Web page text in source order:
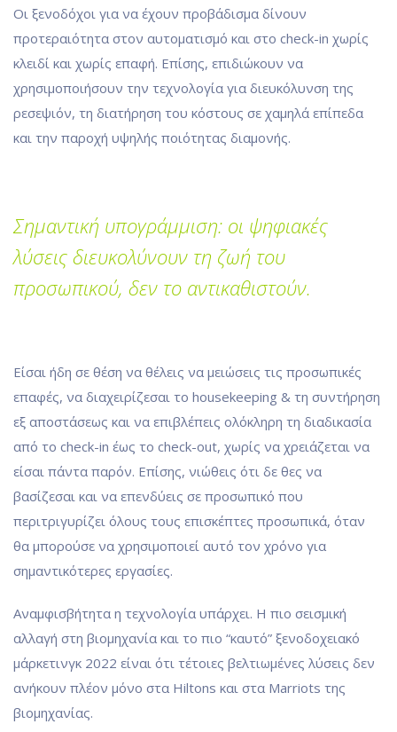
Οι ξενοδόχοι για να έχουν προβάδισμα δίνουν
προτεραιότητα στον αυτοματισμό και στο check-in χωρίς
κλειδί και χωρίς επαφή. Επίσης, επιδιώκουν να
χρησιμοποιήσουν την τεχνολογία για διευκόλυνση της
ρεσεψιόν, τη διατήρηση του κόστους σε χαμηλά επίπεδα
και την παροχή υψηλής ποιότητας διαμονής.
Σημαντική υπογράμμιση: οι ψηφιακές
λύσεις διευκολύνουν τη ζωή του
προσωπικού, δεν το αντικαθιστούν.
Είσαι ήδη σε θέση να θέλεις να μειώσεις τις προσωπικές
επαφές, να διαχειρίζεσαι το housekeeping & τη συντήρηση
εξ αποστάσεως και να επιβλέπεις ολόκληρη τη διαδικασία
από το check-in έως το check-out, χωρίς να χρειάζεται να
είσαι πάντα παρόν. Επίσης, νιώθεις ότι δε θες να
βασίζεσαι και να επενδύεις σε προσωπικό που
περιτριγυρίζει όλους τους επισκέπτες προσωπικά, όταν
θα μπορούσε να χρησιμοποιεί αυτό τον χρόνο για
σημαντικότερες εργασίες.
Αναμφισβήτητα η τεχνολογία υπάρχει. Η πιο σεισμική
αλλαγή στη βιομηχανία και το πιο “καυτό” ξενοδοχειακό
μάρκετινγκ 2022 είναι ότι τέτοιες βελτιωμένες λύσεις δεν
ανήκουν πλέον μόνο στα Hiltons και στα Marriots της
βιομηχανίας.